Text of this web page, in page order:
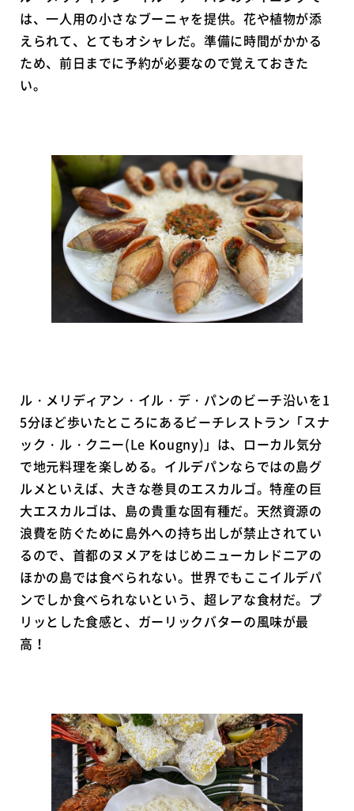
は、一人用の小さなブーニャを提供。花や植物が添
えられて、とてもオシャレだ。準備に時間がかかる
ため、前日までに予約が必要なので覚えておきた
い。
ル・メリディアン・イル・デ・パンのビーチ沿いを1
5分ほど歩いたところにあるビーチレストラン「スナ
ック・ル・クニー(Le Kougny)」は、ローカル気分
で地元料理を楽しめる。イルデパンならではの島グ
ルメといえば、大きな巻貝のエスカルゴ。特産の巨
大エスカルゴは、島の貴重な固有種だ。天然資源の
浪費を防ぐために島外への持ち出しが禁止されてい
るので、首都のヌメアをはじめニューカレドニアの
ほかの島では食べられない。世界でもここイルデパ
ンでしか食べられないという、超レアな食材だ。プ
リッとした食感と、ガーリックバターの風味が最
高！